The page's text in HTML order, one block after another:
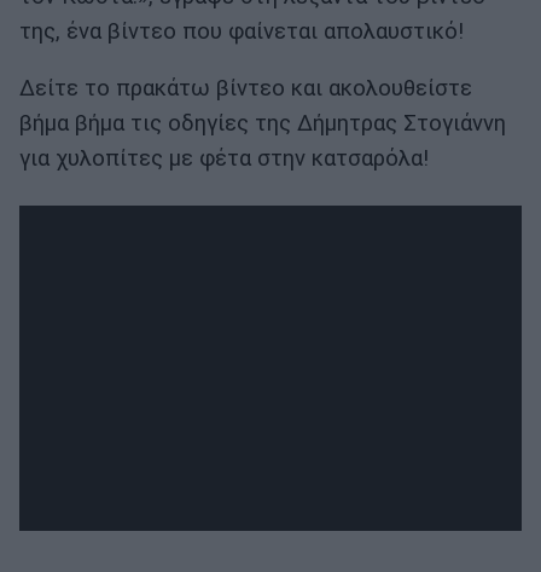
της, ένα βίντεο που φαίνεται απολαυστικό!
Δείτε το πρακάτω βίντεο και ακολουθείστε
βήμα βήμα τις οδηγίες της Δήμητρας Στογιάννη
για χυλοπίτες με φέτα στην κατσαρόλα!